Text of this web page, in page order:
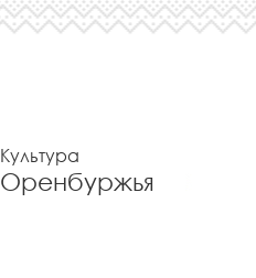
Культура
Оренбуржья